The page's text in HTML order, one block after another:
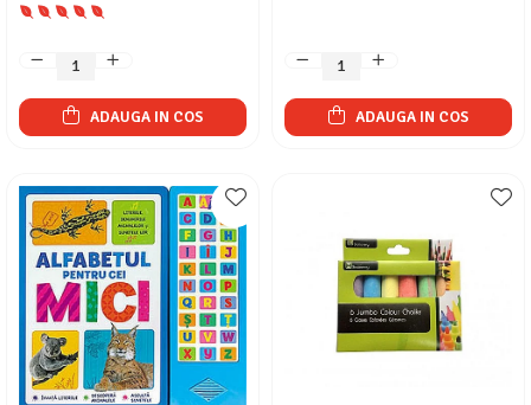
ADAUGA IN COS ADAUGA IN COS